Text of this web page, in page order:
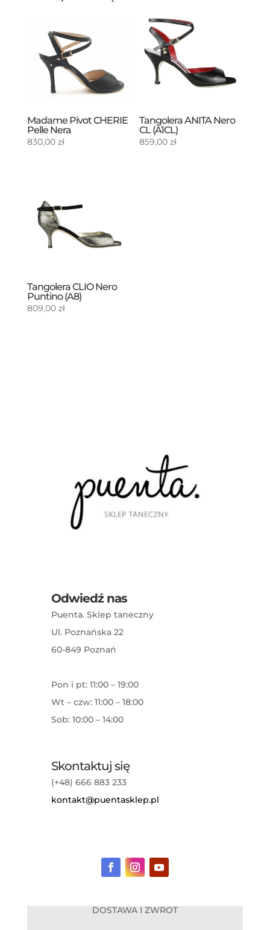
Madame Pivot CHERIE
Pelle Nera
830,00 zł
Tangolera ANITA Nero
CL (A1CL)
859,00zł
Tangolera CLIO Nero
Puntino (A8)
809,00 zł
Odwiedź nas
Puenta. Sklep taneczny
Ul. Poznańska 22
60-849 Poznań
Pon i pt: 11:00 – 19:00
Wt – czw: 11:00 – 18:00
Sob: 10:00 – 14:00
Skontaktuj się
(+48) 666 883 233
kontakt@puentasklep.pl
DOSTAWA I ZWROT